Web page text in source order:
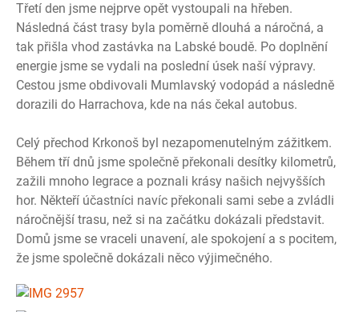
Třetí den jsme nejprve opět vystoupali na hřeben.
Následná část trasy byla poměrně dlouhá a náročná, a
tak přišla vhod zastávka na Labské boudě. Po doplnění
energie jsme se vydali na poslední úsek naší výpravy.
Cestou jsme obdivovali Mumlavský vodopád a následně
dorazili do Harrachova, kde na nás čekal autobus.
Celý přechod Krkonoš byl nezapomenutelným zážitkem.
Během tří dnů jsme společně překonali desítky kilometrů,
zažili mnoho legrace a poznali krásy našich nejvyšších
hor. Někteří účastníci navíc překonali sami sebe a zvládli
náročnější trasu, než si na začátku dokázali představit.
Domů jsme se vraceli unavení, ale spokojení a s pocitem,
že jsme společně dokázali něco výjimečného.